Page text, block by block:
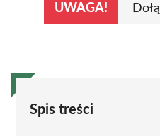
UWAGA!
Spis treści